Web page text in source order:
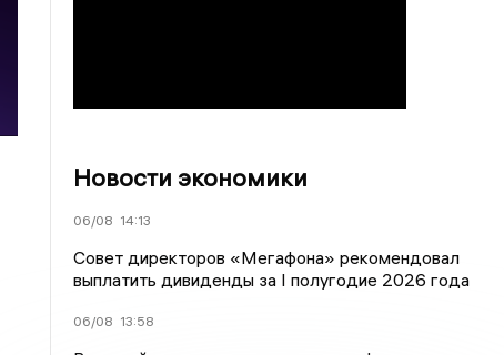
Новости экономики
06/08 14:13
Совет директоров «Мегафона» рекомендовал
выплатить дивиденды за I полугодие 2026 года
06/08 13:58